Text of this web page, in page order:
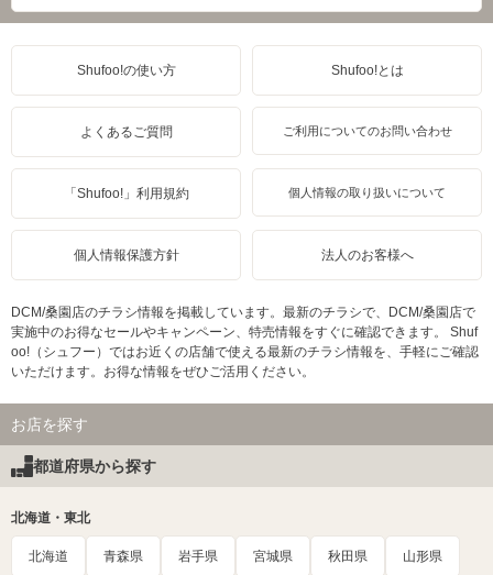
Shufoo!の使い方 Shufoo!とは
よくあるご質問 ご利用についてのお問い合わせ
「Shufoo!」利用規約 個人情報の取り扱いについて
個人情報保護方針 法人のお客様へ
DCM/桑園店のチラシ情報を掲載しています。最新のチラシで、DCM/桑園店で
実施中のお得なセールやキャンペーン、特売情報をすぐに確認できます。 Shuf
oo!（シュフー）ではお近くの店舗で使える最新のチラシ情報を、手軽にご確認
いただけます。お得な情報をぜひご活用ください。
お店を探す
都道府県から探す
北海道・東北
北海道 青森県 岩手県 宮城県 秋田県 山形県